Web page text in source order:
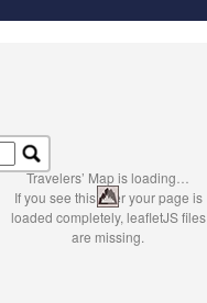
Travelers’ Map is loading…
If you see this after your page is
loaded completely, leafletJS files
are missing.